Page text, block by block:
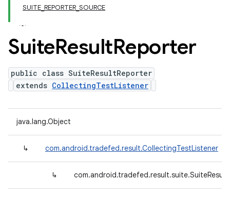
SUITE_REPORTER_SOURCE
SuiteResultReporter
public class SuiteResultReporter
extends CollectingTestListener
java.lang.Object
↳ com.android.tradefed.result.CollectingTestListener
↳